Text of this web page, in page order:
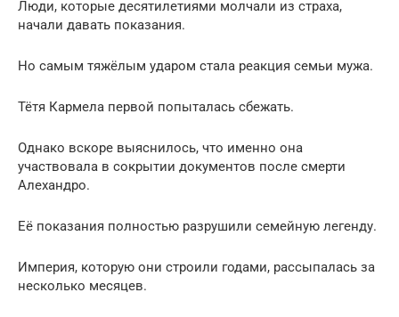
Люди, которые десятилетиями молчали из страха,
начали давать показания.
Но самым тяжёлым ударом стала реакция семьи мужа.
Тётя Кармела первой попыталась сбежать.
Однако вскоре выяснилось, что именно она
участвовала в сокрытии документов после смерти
Алехандро.
Её показания полностью разрушили семейную легенду.
Империя, которую они строили годами, рассыпалась за
несколько месяцев.